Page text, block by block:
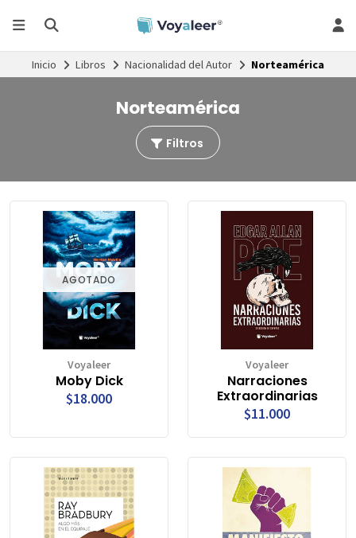
Inicio Libros Nacionalidad del Autor Norteamérica
Norteamérica
Filtros
AGOTADO
Voyaleer
Moby Dick
$18.000
Voyaleer
Narraciones
Extraordinarias
$11.000